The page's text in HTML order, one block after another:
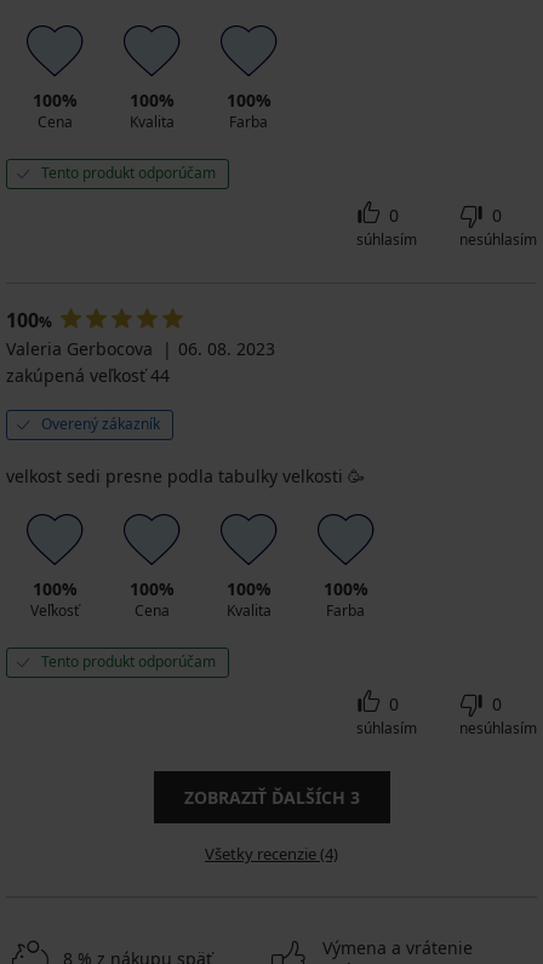
100%
Cena
100%
Kvalita
100%
Farba
Tento produkt odporúčam
0
súhlasím
0
nesúhlasím
100%
Valeria Gerbocova
06. 08. 2023
zakúpená veľkosť 44
Overený zákazník
velkost sedi presne podla tabulky velkosti 🥳
100%
Veľkosť
100%
Cena
100%
Kvalita
100%
Farba
Tento produkt odporúčam
0
súhlasím
0
nesúhlasím
ZOBRAZIŤ ĎALŠÍCH 3
Všetky recenzie (4)
8 % z nákupu späť
Výmena a vrátenie